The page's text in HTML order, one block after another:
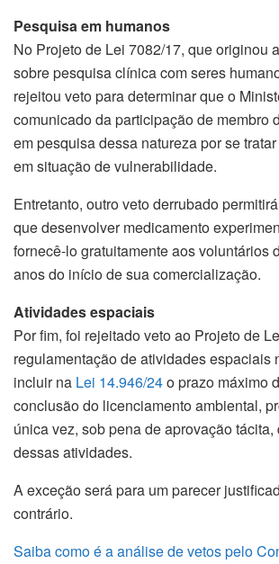
Pesquisa em humanos
No Projeto de Lei 7082/17, que originou a
sobre pesquisa clínica com seres
rejeitou veto para determinar que o
comunicado da participação de membro
em pesquisa dessa natureza por se
em situação de vulnerabilidade.
Entretanto, outro veto derrubado
que desenvolver medicamento
fornecê-lo gratuitamente aos voluntários
anos do início de sua comercialização.
Atividades espaciais
Por fim, foi rejeitado veto ao Projeto de
regulamentação de atividades espaciais
incluir na Lei 14.946/24o prazo máximo
conclusão do licenciamento ambiental,
única vez, sob pena de aprovação
dessas atividades.
A exceção será para um parecer
contrário.
Saiba como é a análise de vetos pelo